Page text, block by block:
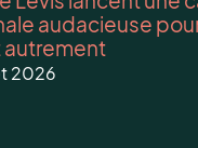
audacieuse
autrement
2026